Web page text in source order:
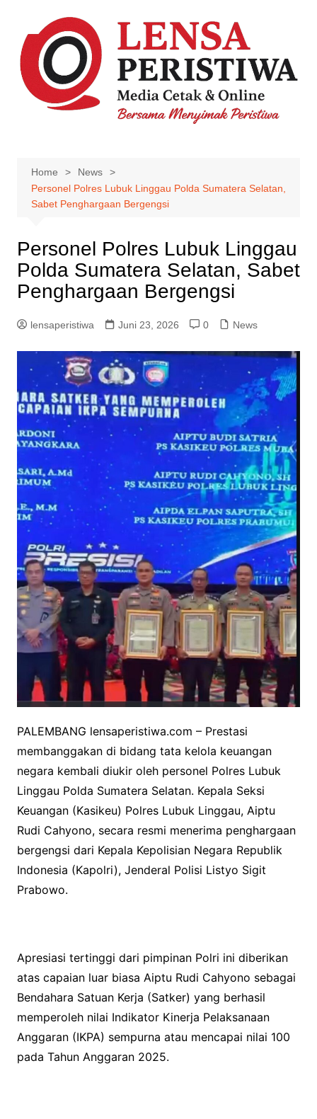
content
Home
News
Personel Polres Lubuk Linggau Polda Sumatera Selatan,
Sabet Penghargaan Bergengsi
Personel Polres Lubuk Linggau
Polda Sumatera Selatan, Sabet
Penghargaan Bergengsi
lensaperistiwa Juni 23, 2026 0 News
PALEMBANG lensaperistiwa.com – Prestasi
membanggakan di bidang tata kelola keuangan
negara kembali diukir oleh personel Polres Lubuk
Linggau Polda Sumatera Selatan. Kepala Seksi
Keuangan (Kasikeu) Polres Lubuk Linggau, Aiptu
Rudi Cahyono, secara resmi menerima penghargaan
bergengsi dari Kepala Kepolisian Negara Republik
Indonesia (Kapolri), Jenderal Polisi Listyo Sigit
Prabowo.
Apresiasi tertinggi dari pimpinan Polri ini diberikan
atas capaian luar biasa Aiptu Rudi Cahyono sebagai
Bendahara Satuan Kerja (Satker) yang berhasil
memperoleh nilai Indikator Kinerja Pelaksanaan
Anggaran (IKPA) sempurna atau mencapai nilai 100
pada Tahun Anggaran 2025.